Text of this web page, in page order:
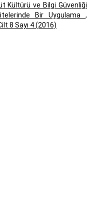
Kültürü ve Bilgi Güvenliği
Bir Uygulama,
8 Sayı 4 (2016)